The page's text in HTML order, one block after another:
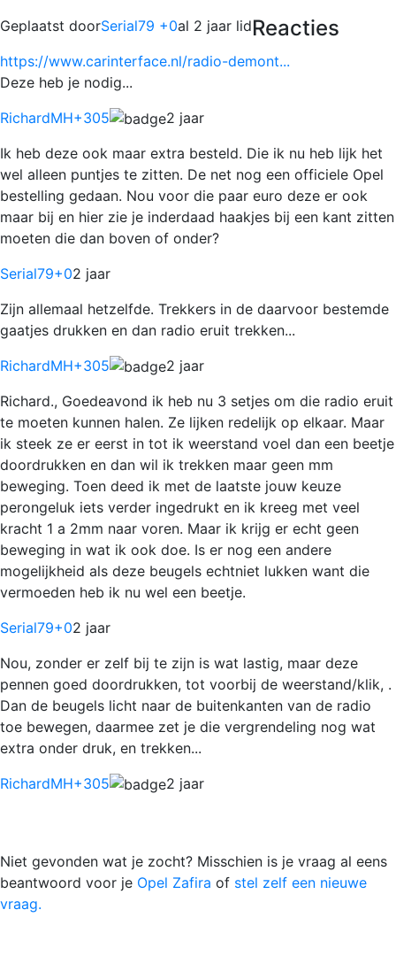
Geplaatst doorSerial79 +0al 2 jaar lidReacties
https://www.carinterface.nl/radio-demont...
Deze heb je nodig...
RichardMH+305
2 jaar
Ik heb deze ook maar extra besteld. Die ik nu heb lijk het
wel alleen puntjes te zitten. De net nog een officiele Opel
bestelling gedaan. Nou voor die paar euro deze er ook
maar bij en hier zie je inderdaad haakjes bij een kant zitten
moeten die dan boven of onder?
Serial79+02 jaar
Zijn allemaal hetzelfde. Trekkers in de daarvoor bestemde
gaatjes drukken en dan radio eruit trekken...
RichardMH+305
2 jaar
Richard., Goedeavond ik heb nu 3 setjes om die radio eruit
te moeten kunnen halen. Ze lijken redelijk op elkaar. Maar
ik steek ze er eerst in tot ik weerstand voel dan een beetje
doordrukken en dan wil ik trekken maar geen mm
beweging. Toen deed ik met de laatste jouw keuze
perongeluk iets verder ingedrukt en ik kreeg met veel
kracht 1 a 2mm naar voren. Maar ik krijg er echt geen
beweging in wat ik ook doe. Is er nog een andere
mogelijkheid als deze beugels echtniet lukken want die
vermoeden heb ik nu wel een beetje.
Serial79+02 jaar
Nou, zonder er zelf bij te zijn is wat lastig, maar deze
pennen goed doordrukken, tot voorbij de weerstand/klik, .
Dan de beugels licht naar de buitenkanten van de radio
toe bewegen, daarmee zet je die vergrendeling nog wat
extra onder druk, en trekken...
RichardMH+305 2 jaar
Niet gevonden wat je zocht? Misschien is je vraag al eens
beantwoord voor je Opel Zafira of stel zelf een nieuwe
vraag.